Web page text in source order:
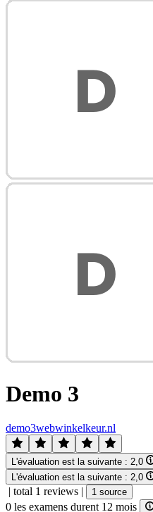
Demo 3
demo3webwinkelkeur.nl
L'évaluation est la suivante : 2,0
L'évaluation est la suivante : 2,0
| total 1 reviews | 1 source
0 les examens durent 12 mois